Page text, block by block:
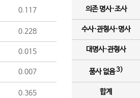
0.117
0.228
0.015
0.007
0.365
의존 명사·조사
수사·관형사·명사
대명사·관형사
품사 없음3)
합계